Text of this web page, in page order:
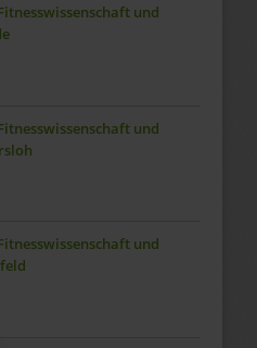
und
und
und